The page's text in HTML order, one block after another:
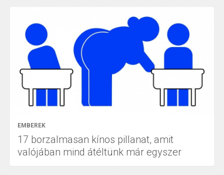
EMBEREK
17 borzalmasan kínos pillanat, amit
valójában mind átéltünk már egyszer